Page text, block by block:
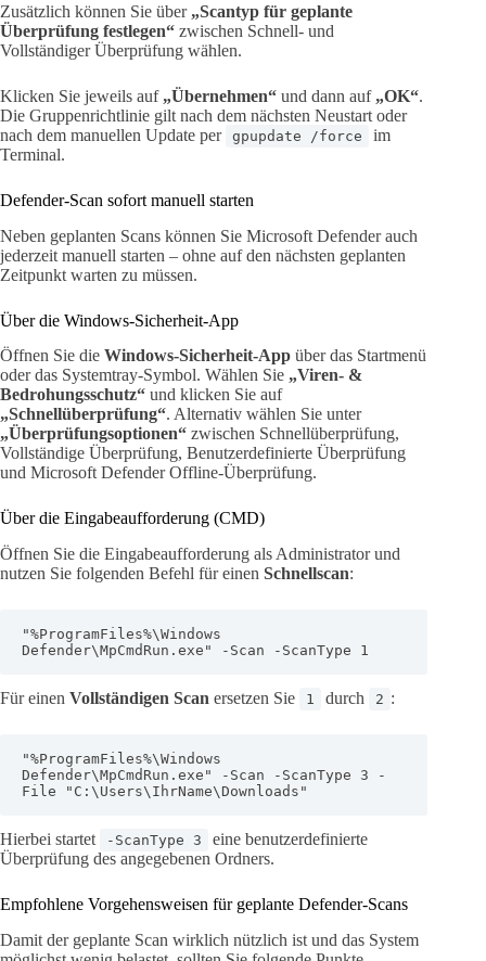
Zusätzlich können Sie über „Scantyp für geplante
Überprüfung festlegen“ zwischen Schnell- und
Vollständiger Überprüfung wählen.
Klicken Sie jeweils auf „Übernehmen“ und dann auf „OK“.
Die Gruppenrichtlinie gilt nach dem nächsten Neustart oder
nach dem manuellen Update per gpupdate /force
im
Terminal.
Defender-Scan sofort manuell starten
Neben geplanten Scans können Sie Microsoft Defender auch
jederzeit manuell starten – ohne auf den nächsten geplanten
Zeitpunkt warten zu müssen.
Über die Windows-Sicherheit-App
Öffnen Sie die Windows-Sicherheit-App über das Startmenü
oder das Systemtray-Symbol. Wählen Sie „Viren- &
Bedrohungsschutz“ und klicken Sie auf
„Schnellüberprüfung“. Alternativ wählen Sie unter
„Überprüfungsoptionen“ zwischen Schnellüberprüfung,
Vollständige Überprüfung, Benutzerdefinierte Überprüfung
und Microsoft Defender Offline-Überprüfung.
Über die Eingabeaufforderung (CMD)
Öffnen Sie die Eingabeaufforderung als Administrator und
nutzen Sie folgenden Befehl für einen Schnellscan:
"%ProgramFiles%\Windows
Defender\MpCmdRun.exe" -Scan -ScanType 1
Für einen Vollständigen Scan ersetzen Sie 1 durch 2 :
"%ProgramFiles%\Windows
Defender\MpCmdRun.exe" -Scan -ScanType 3 -
File "C:\Users\IhrName\Downloads"
Hierbei startet -ScanType 3
eine benutzerdefinierte
Überprüfung des angegebenen Ordners.
Empfohlene Vorgehensweisen für geplante Defender-Scans
Damit der geplante Scan wirklich nützlich ist und das System